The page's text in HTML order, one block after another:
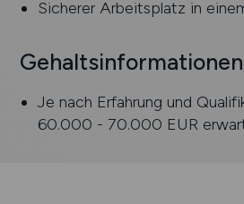
Sicherer Arbeitsplatz in
Gehaltsinformationen
Je nach Erfahrung und
60.000 - 70.000 EUR